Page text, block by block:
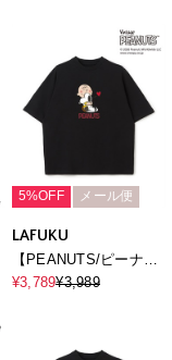
Over Harf Sleeve T-
shirt《UNISEX》
5%OFF メール便
LAFUKU
【PEANUTS/ピーナッ
ツ】SNOOPY/スヌー
¥3,789¥3,989